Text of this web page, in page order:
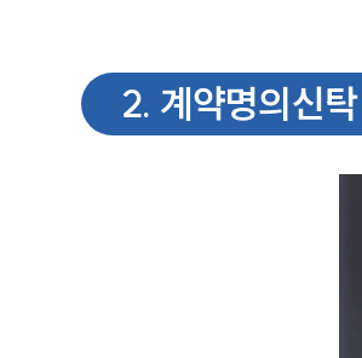
2. 계약명의신